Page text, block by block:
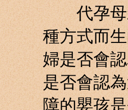
代孕母親
種方式而
婦是否會
是否會認
障的嬰孩